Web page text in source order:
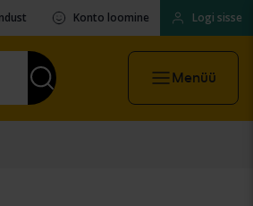
Konto loomine Logi sisse
Menüü